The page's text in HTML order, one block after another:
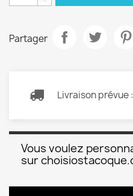
Partager
Livraison prévue :
Vous voulez
sur